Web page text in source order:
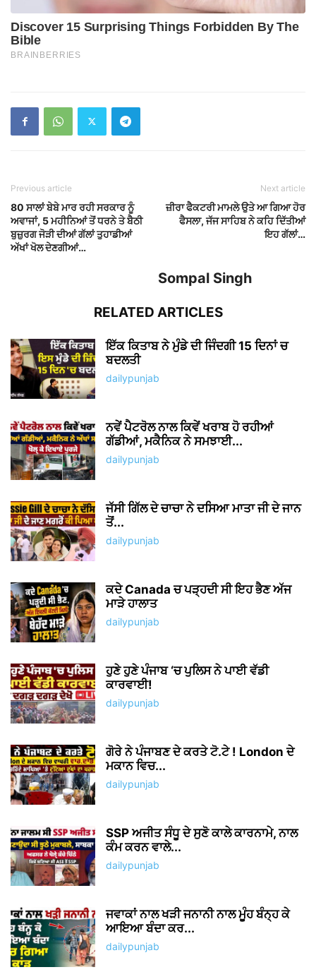
Previous article
80 ਸਾਲਾਂ ਬੇਬੇ ਮਾਰ ਰਹੀ ਸਰਕਾਰ ਨੂੰ
ਅਵਾਜਾਂ, 5 ਮਹੀਨਿਆਂ ਤੋਂ ਧਰਨੇ ਤੇ ਬੈਠੀ
ਬੁਜ਼ੁਰਗ ਜੋੜੀ ਦੀਆਂ ਗੱਲਾਂ ਤੁਹਾਡੀਆਂ
ਅੱਖਾਂ ਖੋਲ ਦੇਣਗੀਆਂ…
Next article
ਜ਼ੀਰਾ ਫੈਕਟਰੀ ਮਾਮਲੇ ਉਤੇ ਆ ਗਿਆ ਹੋਰ
ਫੈਸਲਾ, ਜੱਜ ਸਾਹਿਬ ਨੇ ਕਹਿ ਦਿੱਤੀਆਂ
ਇਹ ਗੱਲਾਂ…
Sompal Singh
RELATED ARTICLES
ਇੱਕ ਕਿਤਾਬ ਨੇ ਮੁੰਡੇ ਦੀ ਜਿੰਦਗੀ 15 ਦਿਨਾਂ ਚ
ਬਦਲਤੀ
dailypunjab
ਨਵੇਂ ਪੈਟਰੋਲ ਨਾਲ ਕਿਵੇਂ ਖਰਾਬ ਹੋ ਰਹੀਆਂ
ਗੱਡੀਆਂ, ਮਕੈਨਿਕ ਨੇ ਸਮਝਾਈ...
dailypunjab
ਜੱਸੀ ਗਿੱਲ ਦੇ ਚਾਚਾ ਨੇ ਦਸਿਆ ਮਾਤਾ ਜੀ ਦੇ ਜਾਨ
ਤੋਂ...
dailypunjab
ਕਦੇ Canada ਚ ਪੜ੍ਹਦੀ ਸੀ ਇਹ ਭੈਣ ਅੱਜ
ਮਾੜੇ ਹਾਲਾਤ
dailypunjab
ਹੁਣੇ ਹੁਣੇ ਪੰਜਾਬ ‘ਚ ਪੁਲਿਸ ਨੇ ਪਾਈ ਵੱਡੀ
ਕਾਰਵਾਈ!
dailypunjab
ਗੋਰੇ ਨੇ ਪੰਜਾਬਣ ਦੇ ਕਰਤੇ ਟੋ.ਟੇ ! London ਦੇ
ਮਕਾਨ ਵਿਚ...
dailypunjab
SSP ਅਜੀਤ ਸੰਧੂ ਦੇ ਸੁਣੋ ਕਾਲੇ ਕਾਰਨਾਮੇ, ਨਾਲ
ਕੰਮ ਕਰਨ ਵਾਲੇ...
dailypunjab
ਜਵਾਕਾਂ ਨਾਲ ਖੜੀ ਜਨਾਨੀ ਨਾਲ ਮੂੰਹ ਬੰਨ੍ਹ ਕੇ
ਆਇਆ ਬੰਦਾ ਕਰ...
dailypunjab